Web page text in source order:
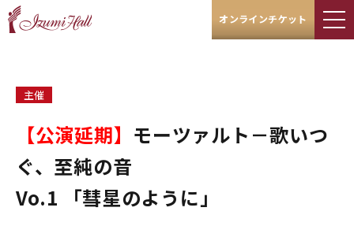
オンラインチケット
主催
【公演延期】​​​​​​​ モーツァルト－歌いつ
ぐ、至純の音
Vo.1 「彗星のように」